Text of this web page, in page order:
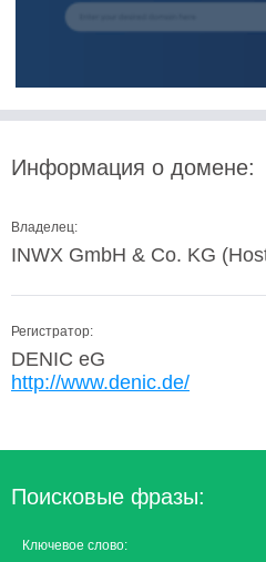
Информация о домене:
Владелец:
INWX GmbH & Co. KG
Регистратор:
DENIC eG
http://www.denic.de/
Поисковые фразы:
Ключевое слово: